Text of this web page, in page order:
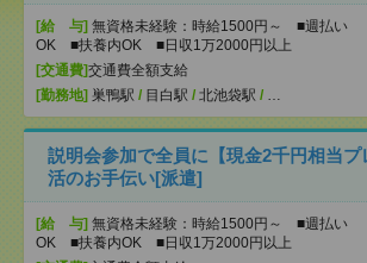
[給 与] 無資格未経験：時給1500円～ ■週払い
OK ■扶養内OK ■日収1万2000円以上
[交通費]交通費全額支給
[勤務地] 巣鴨駅 / 目白駅 / 北池袋駅 / …
説明会参加で全員に【現金2千円相当プ
活のお手伝い[派遣]
[給 与] 無資格未経験：時給1500円～ ■週払い
OK ■扶養内OK ■日収1万2000円以上